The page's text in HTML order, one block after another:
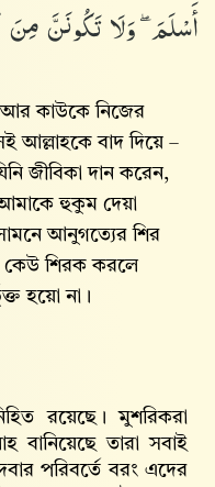
أَسْلَمَ ۖ وَلَا تَكُونَنَّ
আর কাউকে নিজের
আল্লাহকে বাদ দিয়ে –
জীবিকা দান করেন,
হুকুম দেয়া
আনুগত্যের শির
কেউ শিরক করলে
হয়ো না।
রয়েছে। মুশরিকরা
বানিয়েছে তারা সবাই
পরিবর্তে বরং এদের